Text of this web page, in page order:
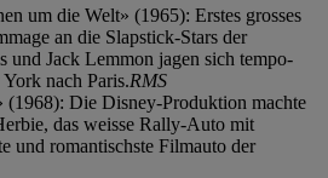
um die Welt» (1965): Erstes grosses
an die Slapstick-Stars der
und Jack Lemmon jagen sich tempo-
nach Paris.RMS
Die Disney-Produktion machte
das weisse Rally-Auto mit
und romantischste Filmauto der